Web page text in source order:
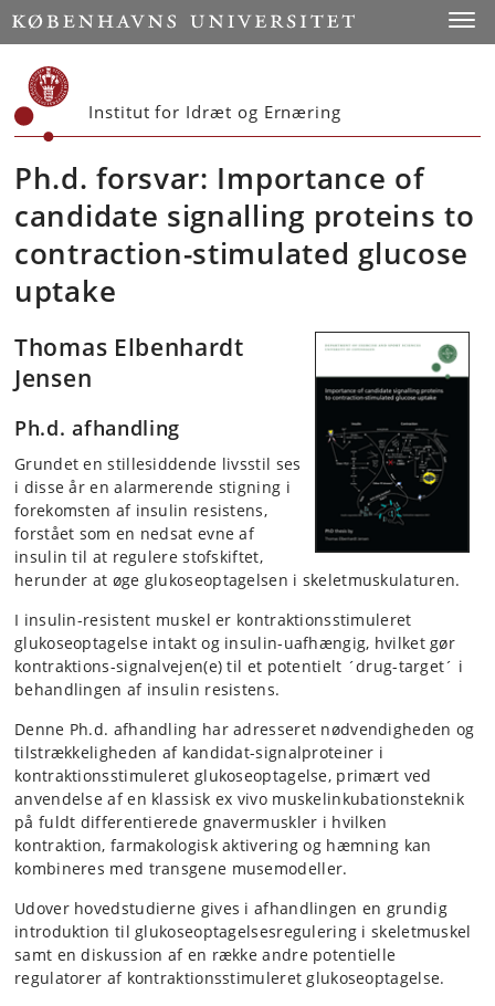
Start
Institut for Idræt og Ernæring
Ph.d. forsvar: Importance of
candidate signalling proteins to
contraction-stimulated glucose
uptake
Thomas Elbenhardt
Jensen
Ph.d. afhandling
Grundet en stillesiddende livsstil ses
i disse år en alarmerende stigning i
forekomsten af insulin resistens,
forstået som en nedsat evne af
insulin til at regulere stofskiftet,
herunder at øge glukoseoptagelsen i skeletmuskulaturen.
I insulin-resistent muskel er kontraktionsstimuleret
glukoseoptagelse intakt og insulin-uafhængig, hvilket gør
kontraktions-signalvejen(e) til et potentielt ´drug-target´ i
behandlingen af insulin resistens.
Denne Ph.d. afhandling har adresseret nødvendigheden og
tilstrækkeligheden af kandidat-signalproteiner i
kontraktionsstimuleret glukoseoptagelse, primært ved
anvendelse af en klassisk ex vivo muskelinkubationsteknik
på fuldt differentierede gnavermuskler i hvilken
kontraktion, farmakologisk aktivering og hæmning kan
kombineres med transgene musemodeller.
Udover hovedstudierne gives i afhandlingen en grundig
introduktion til glukoseoptagelsesregulering i skeletmuskel
samt en diskussion af en række andre potentielle
regulatorer af kontraktionsstimuleret glukoseoptagelse.